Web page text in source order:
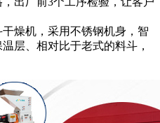
燥机，采用不锈钢机身，智
层、相对比于老式的料斗，